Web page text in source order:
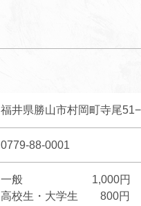
福井県勝山市村岡町寺尾
0779-88-0001
一般 1,000円
高校生・大学生 800円